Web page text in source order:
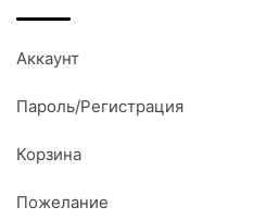
Аккаунт
Пароль/Регистрация
Корзина
Пожелание